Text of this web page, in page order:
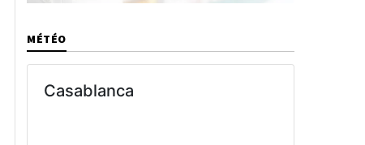
MÉTÉO
Casablanca